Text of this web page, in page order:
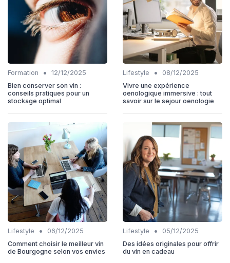
Formation •
12/12/2025
Bien conserver son vin :
conseils pratiques pour un
stockage optimal
Lifestyle •
08/12/2025
Vivre une expérience
oenologique immersive : tout
savoir sur le sejour oenologie
Lifestyle •
06/12/2025
Comment choisir le meilleur vin
de Bourgogne selon vos envies
Lifestyle •
05/12/2025
Des idées originales pour offrir
du vin en cadeau